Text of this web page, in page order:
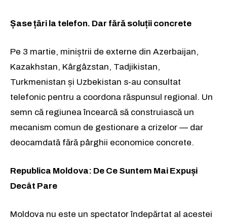
Șase țări la telefon. Dar fără soluții concrete
Pe 3 martie, miniștrii de externe din Azerbaijan,
Kazakhstan, Kârgâzstan, Tadjikistan,
Turkmenistan și Uzbekistan s-au consultat
telefonic pentru a coordona răspunsul regional. Un
semn că regiunea încearcă să construiască un
mecanism comun de gestionare a crizelor — dar
deocamdată fără pârghii economice concrete.
Republica Moldova: De Ce Suntem Mai Expuși
Decât Pare
Moldova nu este un spectator îndepărtat al acestei